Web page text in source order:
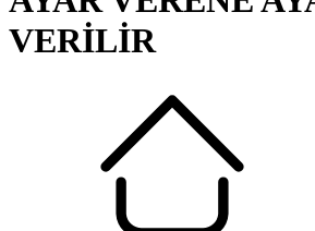
VERİLİR